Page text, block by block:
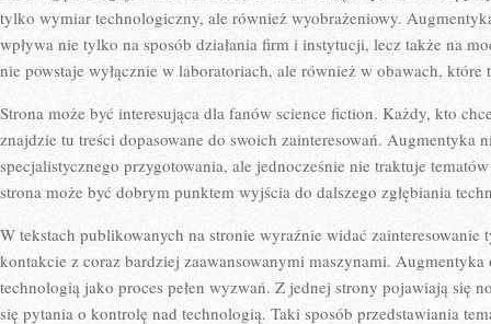
tylko wymiar technologiczny, ale również wyobrażeniowy.
wpływa nie tylko na sposób działania firm i instytucji, lecz także na
nie powstaje wyłącznie w laboratoriach, ale również w obawach, które
Strona może być interesująca dla fanów science fiction. Każdy, kto
znajdzie tu treści dopasowane do swoich zainteresowań. Augmentyka
specjalistycznego przygotowania, ale jednocześnie nie traktuje
strona może być dobrym punktem wyjścia do dalszego zgłębiania
W tekstach publikowanych na stronie wyraźnie widać
kontakcie z coraz bardziej zaawansowanymi maszynami.
technologią jako proces pełen wyzwań. Z jednej strony pojawiają się
się pytania o kontrolę nad technologią. Taki sposób przedstawiania